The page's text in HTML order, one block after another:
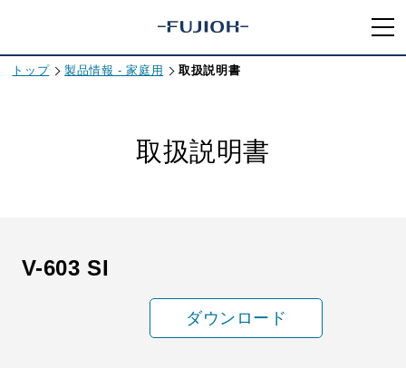
トップ 製品情報 - 家庭用 取扱説明書
取扱説明書
V-603 SI
ダウンロード